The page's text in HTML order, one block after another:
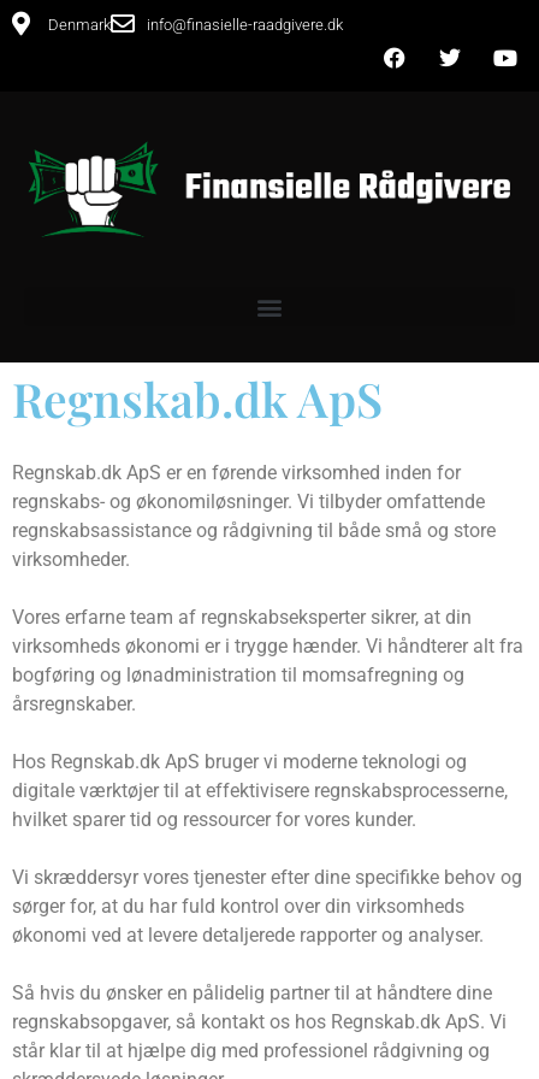
Denmark info@finasielle-raadgivere.dk
Regnskab.dk ApS
Regnskab.dk ApS er en førende virksomhed inden for
regnskabs- og økonomiløsninger. Vi tilbyder omfattende
regnskabsassistance og rådgivning til både små og store
virksomheder.
Vores erfarne team af regnskabseksperter sikrer, at din
virksomheds økonomi er i trygge hænder. Vi håndterer alt fra
bogføring og lønadministration til momsafregning og
årsregnskaber.
Hos Regnskab.dk ApS bruger vi moderne teknologi og
digitale værktøjer til at effektivisere regnskabsprocesserne,
hvilket sparer tid og ressourcer for vores kunder.
Vi skræddersyr vores tjenester efter dine specifikke behov og
sørger for, at du har fuld kontrol over din virksomheds
økonomi ved at levere detaljerede rapporter og analyser.
Så hvis du ønsker en pålidelig partner til at håndtere dine
regnskabsopgaver, så kontakt os hos Regnskab.dk ApS. Vi
står klar til at hjælpe dig med professionel rådgivning og